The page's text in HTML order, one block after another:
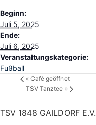
Beginn:
Juli 5, 2025
Ende:
Juli 6, 2025
Veranstaltungskategorie:
Fußball
« Café geöffnet
TSV Tanztee »
TSV 1848 GAILDORF E.V.